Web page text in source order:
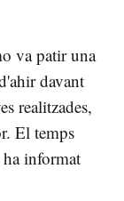
va patir una
davant
realitzades,
El temps
informat